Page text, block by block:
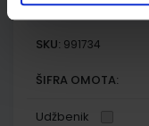
Nakladnik:ALFA d.d.
SKU: 991734
ŠIFRA OMOTA:
Udžbenik